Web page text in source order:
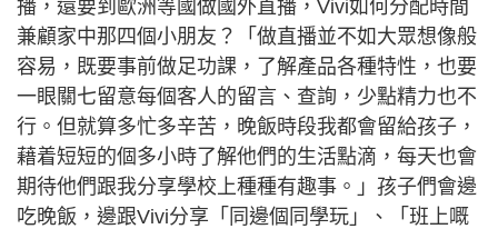
播，還要到歐洲等國做國外直播，Vivi如何分配時間
兼顧家中那四個小朋友？「做直播並不如大眾想像般
容易，既要事前做足功課，了解產品各種特性，也要
一眼關七留意每個客人的留言、查詢，少點精力也不
行。但就算多忙多辛苦，晚飯時段我都會留給孩子，
藉着短短的個多小時了解他們的生活點滴，每天也會
期待他們跟我分享學校上種種有趣事。」孩子們會邊
吃晚飯，邊跟Vivi分享「同邊個同學玩」、「班上嘅